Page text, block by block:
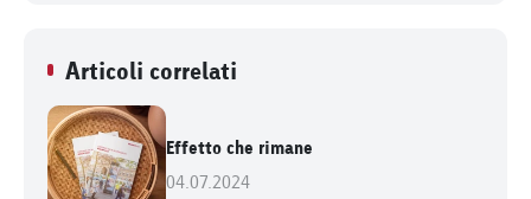
Articoli correlati
Effetto che rimane
04.07.2024